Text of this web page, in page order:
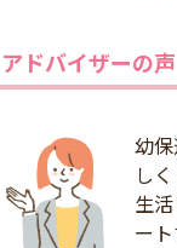
アドバイザーの声
幼
し
生
ー